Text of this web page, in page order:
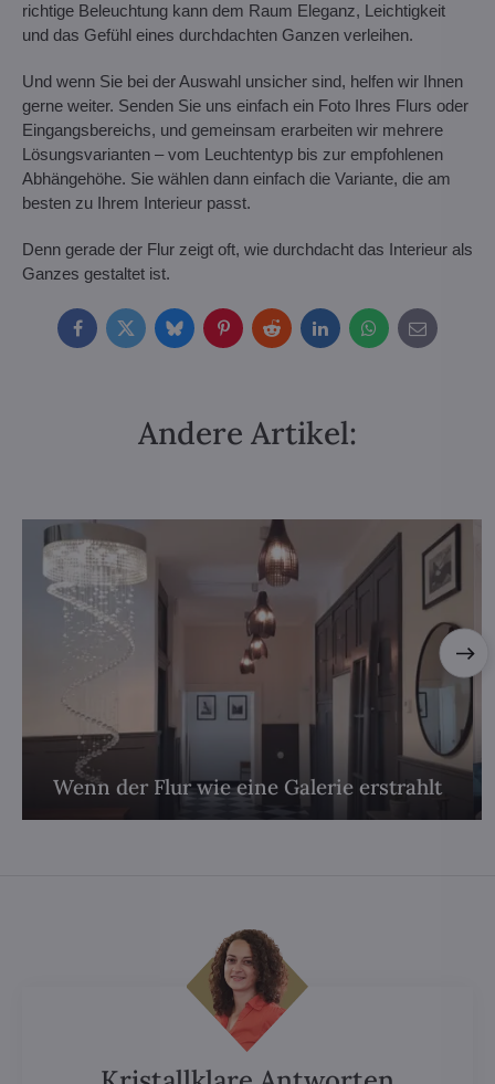
richtige Beleuchtung kann dem Raum Eleganz, Leichtigkeit
und das Gefühl eines durchdachten Ganzen verleihen.
Und wenn Sie bei der Auswahl unsicher sind, helfen wir Ihnen
gerne weiter. Senden Sie uns einfach ein Foto Ihres Flurs oder
Eingangsbereichs, und gemeinsam erarbeiten wir mehrere
Lösungsvarianten – vom Leuchtentyp bis zur empfohlenen
Abhängehöhe. Sie wählen dann einfach die Variante, die am
besten zu Ihrem Interieur passt.
Denn gerade der Flur zeigt oft, wie durchdacht das Interieur als
Ganzes gestaltet ist.
FacebookTwitterBlueskyPinterestRedditLinkedInWhatsApp
E-
mail
Andere Artikel:
Wenn der Flur wie eine Galerie erstrahlt